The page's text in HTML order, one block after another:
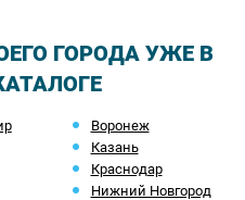
ГОРОДА УЖЕ В
Воронеж
Казань
Краснодар
Нижний Новгород